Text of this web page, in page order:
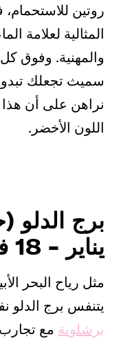
روتين للاستحمام،
المثالية لعلامة
والمهنية. وفوق
سميث تجعلك تبدو
نراهن على أن
اللون الأخضر.
يناير - 18 فبراير
مثل رياح البحر
يتنفس برج الدلو
برشلونة مع تجارب